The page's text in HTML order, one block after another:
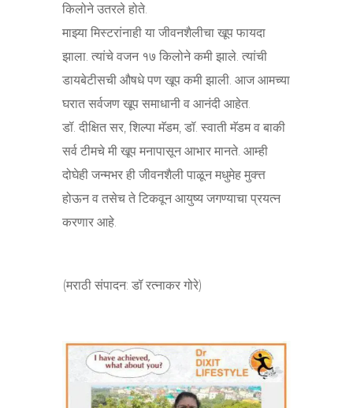
किलोने उतरले होते.
माझ्या मिस्टरांनाही या जीवनशैलीचा खूप फायदा
झाला. त्यांचे वजन १७ किलोने कमी झाले. त्यांची
डायबेटीसची औषधे पण खूप कमी झाली. आज आमच्या
घरात सर्वजण खूप समाधानी व आनंदी आहेत.
डॉ. दीक्षित सर, शिल्पा मॅडम, डॉ. स्वाती मॅडम व बाकी
सर्व टीमचे मी खूप मनापासून आभार मानते. आम्ही
दोघेही जन्मभर ही जीवनशैली पाळून मधुमेह मुक्त्त
होऊन व तसेच ते टिकवून आयुष्य जगण्याचा प्रयत्न
करणार आहे.
(मराठी संपादन: डॉ रत्नाकर गोरे)